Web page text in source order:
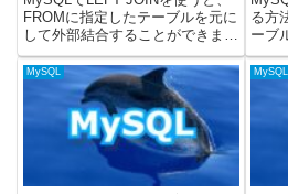
FROMに指定したテーブルを元に
して外部結合することができま
す。この記事では、LEFT JOIN
を使ってテーブルを結合する方法
について書いています。MySQL
のバージョン8.0.33で、動作を検
証しま...
る方
ーブ
す。
で
ブル
てデ
MySQL MySQL